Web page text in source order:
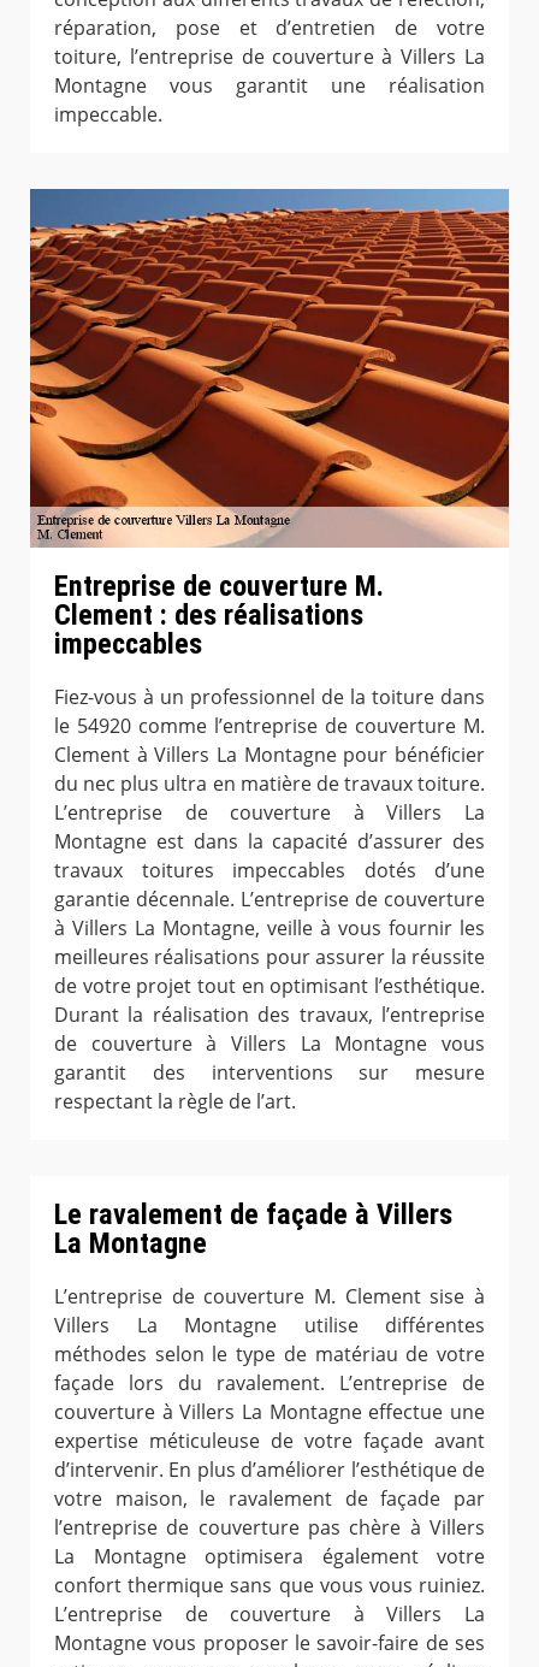
réparation, pose et d’entretien de votre
toiture, l’entreprise de couverture à Villers La
Montagne vous garantit une réalisation
impeccable.
Entreprise de couverture M.
Clement : des réalisations
impeccables
Fiez-vous à un professionnel de la toiture dans
le 54920 comme l’entreprise de couverture M.
Clement à Villers La Montagne pour bénéficier
du nec plus ultra en matière de travaux toiture.
L’entreprise de couverture à Villers La
Montagne est dans la capacité d’assurer des
travaux toitures impeccables dotés d’une
garantie décennale. L’entreprise de couverture
à Villers La Montagne, veille à vous fournir les
meilleures réalisations pour assurer la réussite
de votre projet tout en optimisant l’esthétique.
Durant la réalisation des travaux, l’entreprise
de couverture à Villers La Montagne vous
garantit des interventions sur mesure
respectant la règle de l’art.
Le ravalement de façade à Villers
La Montagne
L’entreprise de couverture M. Clement sise à
Villers La Montagne utilise différentes
méthodes selon le type de matériau de votre
façade lors du ravalement. L’entreprise de
couverture à Villers La Montagne effectue une
expertise méticuleuse de votre façade avant
d’intervenir. En plus d’améliorer l’esthétique de
votre maison, le ravalement de façade par
l’entreprise de couverture pas chère à Villers
La Montagne optimisera également votre
confort thermique sans que vous vous ruiniez.
L’entreprise de couverture à Villers La
Montagne vous proposer le savoir-faire de ses